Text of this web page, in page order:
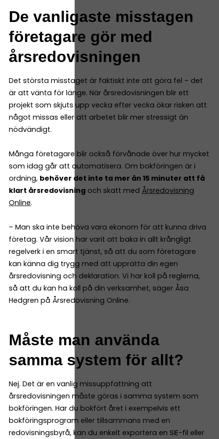
De vanligaste misstagen
företagare gör med
årsredovisningen
Det största misstaget är faktiskt inte att göra fel – det
är att vänta för länge. När årsredovisningen blir ett
projekt som skjuts upp vecka efter vecka ökar risken att
något missas eller att arbetet blir mer stressigt än
nödvändigt.
Många företagare blir också förvånade över hur mycket
som idag går att automatisera. Om bokföringen är i
ordning, behöver det inte ta mer än 15 minuter att få
klart årsredovisning och skatt med Årsredovisning
Online.
– Man ska inte behöva vara ekonom för att kunna driva
företag. Vår vision har varit att baka in allt krångligt
regelverk i en smart tjänst, så att du som företagare
kan känna dig trygg med att upprätta din egen
årsredovisning och deklaration. Vi har koll på reglerna,
så att du kan ha koll på din verksamhet, säger Åsa
Hedgren på Årsredovisning Online.
Måste man använda
samma system för allt?
Nej. Det är en vanlig missuppfattning att
årsredovisningen måste göras i samma system som
bokföringen. Har du bokfört året i exempelvis ett
bokföringsprogram eller tillsammans med en
redovisningsbyrå, kan du enkelt exportera en SIE-fil eller